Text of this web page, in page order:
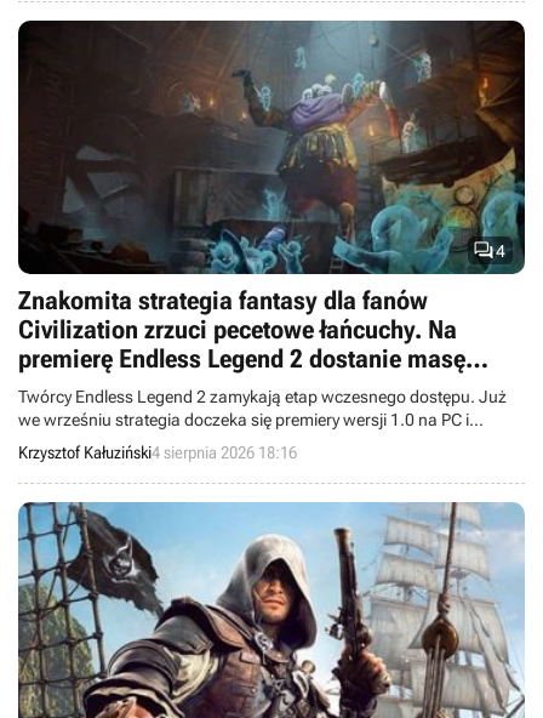
4
Znakomita strategia fantasy dla fanów
Civilization zrzuci pecetowe łańcuchy. Na
premierę Endless Legend 2 dostanie masę
nowości, w tym starożytną frakcję
Twórcy Endless Legend 2 zamykają etap wczesnego dostępu. Już
we wrześniu strategia doczeka się premiery wersji 1.0 na PC i
konsolach, a wraz z nią do gry trafią nowe frakcje.
Krzysztof Kałuziński4 sierpnia 2026 18:16